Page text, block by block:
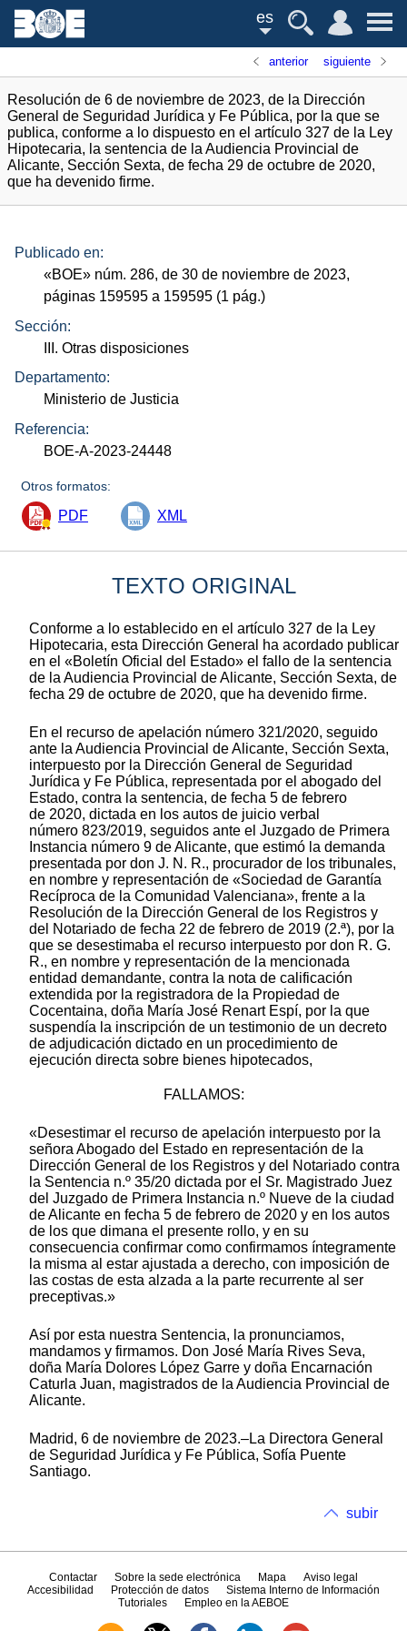
es
anterior siguiente
Resolución de 6 de noviembre de 2023, de la Dirección
General de Seguridad Jurídica y Fe Pública, por la que se
publica, conforme a lo dispuesto en el artículo 327 de la Ley
Hipotecaria, la sentencia de la Audiencia Provincial de
Alicante, Sección Sexta, de fecha 29 de octubre de 2020,
que ha devenido firme.
Publicado en:
«BOE» núm. 286, de 30 de noviembre de 2023,
páginas 159595 a 159595 (1 pág.)
Sección:
III. Otras disposiciones
Departamento:
Ministerio de Justicia
Referencia:
BOE-A-2023-24448
Otros formatos:
PDF XML
TEXTO ORIGINAL
Conforme a lo establecido en el artículo 327 de la Ley
Hipotecaria, esta Dirección General ha acordado publicar
en el «Boletín Oficial del Estado» el fallo de la sentencia
de la Audiencia Provincial de Alicante, Sección Sexta, de
fecha 29 de octubre de 2020, que ha devenido firme.
En el recurso de apelación número 321/2020, seguido
ante la Audiencia Provincial de Alicante, Sección Sexta,
interpuesto por la Dirección General de Seguridad
Jurídica y Fe Pública, representada por el abogado del
Estado, contra la sentencia, de fecha 5 de febrero
de 2020, dictada en los autos de juicio verbal
número 823/2019, seguidos ante el Juzgado de Primera
Instancia número 9 de Alicante, que estimó la demanda
presentada por don J. N. R., procurador de los tribunales,
en nombre y representación de «Sociedad de Garantía
Recíproca de la Comunidad Valenciana», frente a la
Resolución de la Dirección General de los Registros y
del Notariado de fecha 22 de febrero de 2019 (2.ª), por la
que se desestimaba el recurso interpuesto por don R. G.
R., en nombre y representación de la mencionada
entidad demandante, contra la nota de calificación
extendida por la registradora de la Propiedad de
Cocentaina, doña María José Renart Espí, por la que
suspendía la inscripción de un testimonio de un decreto
de adjudicación dictado en un procedimiento de
ejecución directa sobre bienes hipotecados,
FALLAMOS:
«Desestimar el recurso de apelación interpuesto por la
señora Abogado del Estado en representación de la
Dirección General de los Registros y del Notariado contra
la Sentencia n.º 35/20 dictada por el Sr. Magistrado Juez
del Juzgado de Primera Instancia n.º Nueve de la ciudad
de Alicante en fecha 5 de febrero de 2020 y en los autos
de los que dimana el presente rollo, y en su
consecuencia confirmar como confirmamos íntegramente
la misma al estar ajustada a derecho, con imposición de
las costas de esta alzada a la parte recurrente al ser
preceptivas.»
Así por esta nuestra Sentencia, la pronunciamos,
mandamos y firmamos. Don José María Rives Seva,
doña María Dolores López Garre y doña Encarnación
Caturla Juan, magistrados de la Audiencia Provincial de
Alicante.
Madrid, 6 de noviembre de 2023.–La Directora General
de Seguridad Jurídica y Fe Pública, Sofía Puente
Santiago.
subir
Contactar Sobre la sede electrónica Mapa
Aviso legal
Accesibilidad
Protección de datos
Sistema Interno de Información
Tutoriales
Empleo en la AEBOE